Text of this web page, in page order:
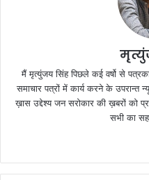
मैं मृत्युंजय सिंह पिछले कई वर्षो से
समाचार पत्रों में कार्य करने के उपरान्त
ख़ास उद्देश्य जन सरोकार की ख़बरों को
सभी का